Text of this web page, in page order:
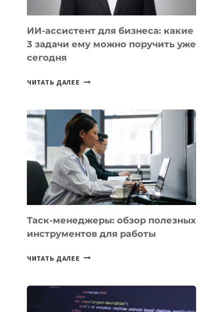
ИИ-ассистент для бизнеса: какие
3 задачи ему можно поручить уже
сегодня
ЧИТАТЬ ДАЛЕЕ ИИ-
БИЗНЕСА:
КАКИЕ
3
ЗАДАЧИ
ЕМУ
МОЖНО
ПОРУЧИТЬ
УЖЕ
Таск-менеджеры: обзор полезных
инструментов для работы
ЧИТАТЬ ДАЛЕЕ ТАСК-
ПОЛЕЗНЫХ
ИНСТРУМЕНТОВ